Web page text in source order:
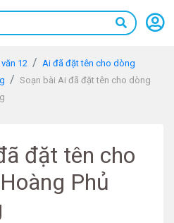
12
Ai đã đặt tên cho dòng
Soạn bài Ai đã đặt tên cho dòng
đặt tên cho
Phủ